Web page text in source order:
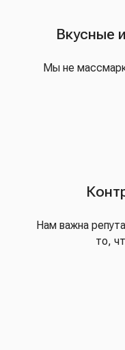
Вкусные
Мы не
Нам важна
то,